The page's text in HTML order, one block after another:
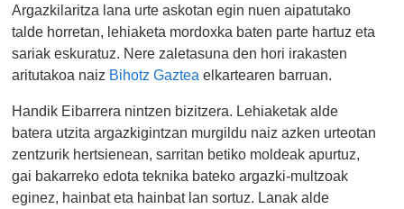
Argazkilaritza lana urte askotan egin nuen aipatutako
talde horretan, lehiaketa mordoxka baten parte hartuz eta
sariak eskuratuz. Nere zaletasuna den hori irakasten
aritutakoa naiz Bihotz Gaztea elkartearen barruan.
Handik Eibarrera nintzen bizitzera. Lehiaketak alde
batera utzita argazkigintzan murgildu naiz azken urteotan
zentzurik hertsienean, sarritan betiko moldeak apurtuz,
gai bakarreko edota teknika bateko argazki-multzoak
eginez, hainbat eta hainbat lan sortuz. Lanak alde